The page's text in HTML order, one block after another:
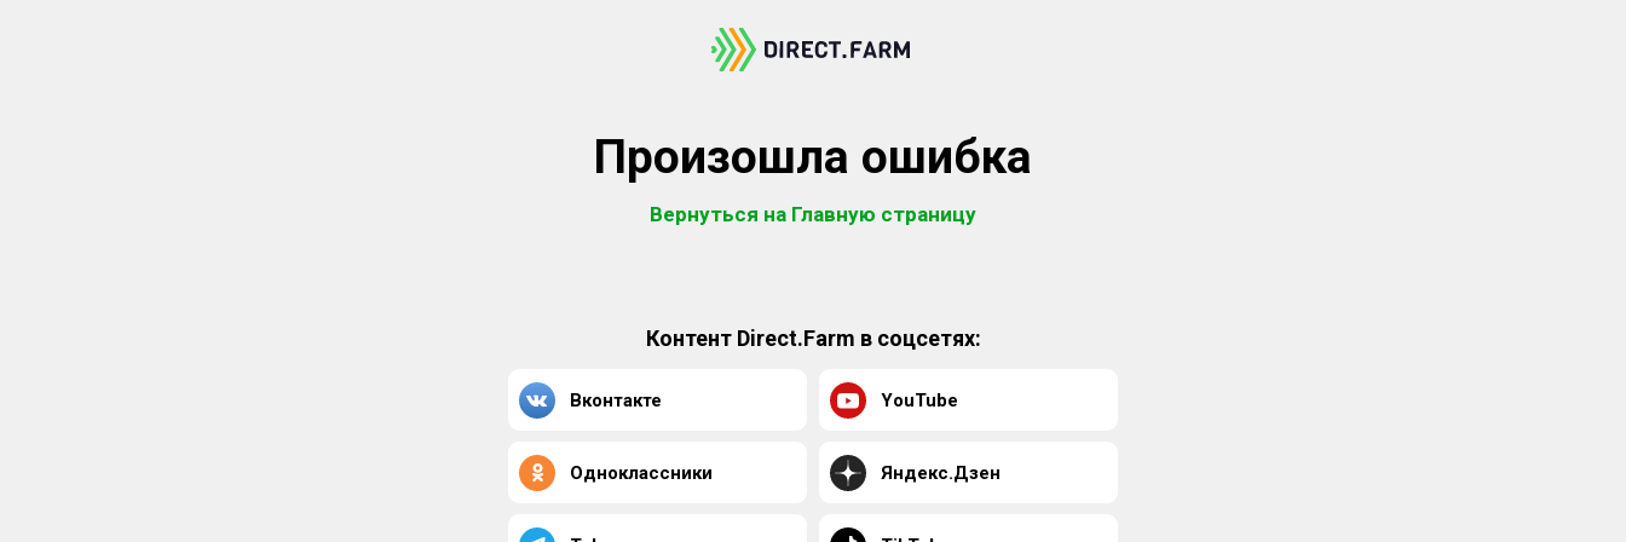
Произошла ошибка
Вернуться на Главную страницу
Контент Direct.Farm в соцсетях:
Вконтакте YouTube
Одноклассники Яндекс.Дзен